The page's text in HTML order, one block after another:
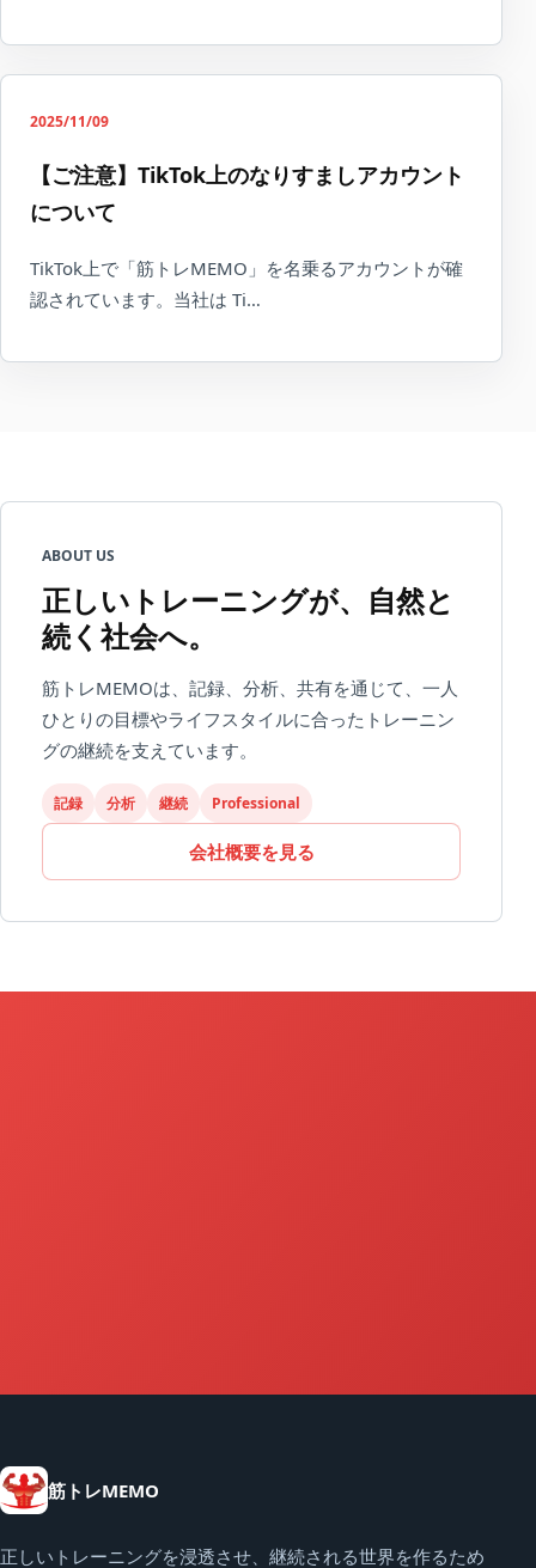
2025/11/09
【ご注意】TikTok上のなりすましアカウント
について
TikTok上で「筋トレMEMO」を名乗るアカウントが確
認されています。当社は Ti…
ABOUT US
正しいトレーニングが、自然と
続く社会へ。
筋トレMEMOは、記録、分析、共有を通じて、一人
ひとりの目標やライフスタイルに合ったトレーニン
グの継続を支えています。
記録 分析 継続 Professional
会社概要を見る
筋トレMEMO
正しいトレーニングを浸透させ、継続される世界を作るため